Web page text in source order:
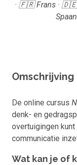
· 🇫🇷 Frans ·
Omschrijving
De online cursus
denk- en
overtuigingen
communicatie
Wat kan je of